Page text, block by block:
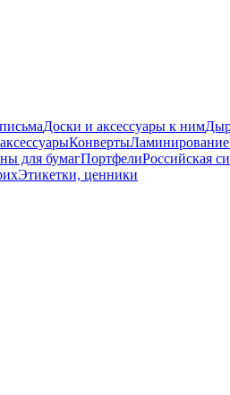
Доски и аксессуары к ним
Конверты
для бумагПортфелиРоссийская
Этикетки, ценники